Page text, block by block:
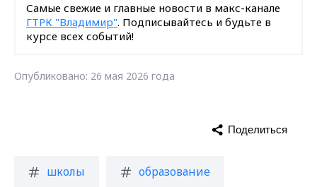
Самые свежие и главные новости в макс-канале
ГТРК "Владимир". Подписывайтесь и будьте в
курсе всех событий!
Опубликовано: 26 мая 2026 года
школы образование
Поделиться